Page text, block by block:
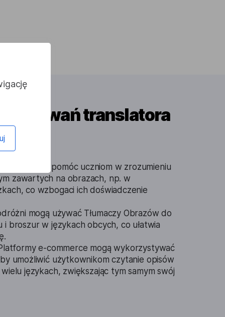
translatora
mogą pomóc uczniom w zrozumieniu
zawartych na obrazach, np. w
co wzbogaci ich doświadczenie
mogą używać Tłumaczy Obrazów do
i broszur w językach obcych, co ułatwia
e-commerce mogą wykorzystywać
umożliwić użytkownikom czytanie opisów
językach, zwiększając tym samym swój